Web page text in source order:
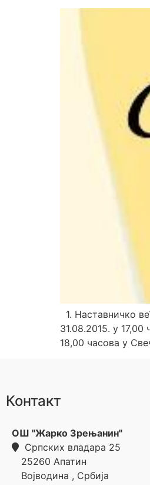
1. Наставничко
31.08.2015. у
18,00 часова у
Контакт
ОШ "Жарко Зрењанин"
Српских владара 25
25260 Апатин
Војводина , Србија